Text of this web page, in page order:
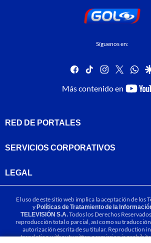
Síguenos en:
facebook
tiktok instagram
twitter
Más contenido en
RED DE PORTALES
SERVICIOS CORPORATIVOS
LEGAL
El uso de este sitio web implica la aceptación de los
yPolíticas de Tratamiento de la
TELEVISIÓN S.A.Todos los Derechos
reproducción total o parcial, así como su
autorización escrita de su titular. Reproduction
translation without written permission is